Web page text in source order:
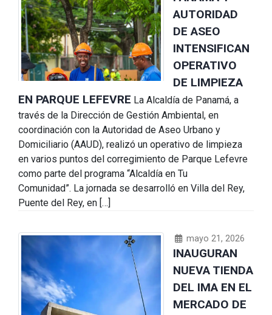
AUTORIDAD
DE ASEO
INTENSIFICAN
OPERATIVO
DE LIMPIEZA
EN PARQUE LEFEVRE La Alcaldía de Panamá, a
través de la Dirección de Gestión Ambiental, en
coordinación con la Autoridad de Aseo Urbano y
Domiciliario (AAUD), realizó un operativo de limpieza
en varios puntos del corregimiento de Parque Lefevre
como parte del programa “Alcaldía en Tu
Comunidad”. La jornada se desarrolló en Villa del Rey,
Puente del Rey, en […]
mayo 21, 2026
INAUGURAN
NUEVA TIENDA
DEL IMA EN EL
MERCADO DE